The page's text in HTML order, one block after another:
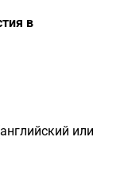
в
или